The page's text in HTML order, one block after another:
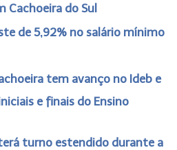
Cachoeira do Sul
de 5,92% no salário mínimo
tem avanço no Ideb e
e finais do Ensino
turno estendido durante a